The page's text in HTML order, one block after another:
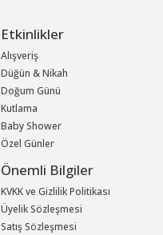
Etkinlikler
Alışveriş
Düğün & Nikah
Doğum Günü
Kutlama
Baby Shower
Özel Günler
Önemli Bilgiler
KVKK ve Gizlilik Politikası
Üyelik Sözleşmesi
Satış Sözleşmesi